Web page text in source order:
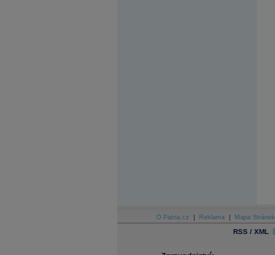
O Patria.cz Reklama Mapa Stránek
RSS / XML |